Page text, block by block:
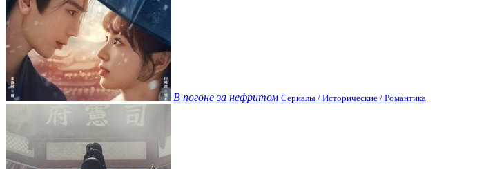
В погоне за нефритом Сериалы / Исторические / Романтика